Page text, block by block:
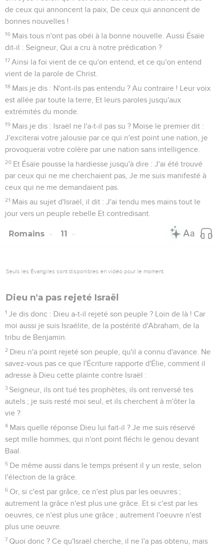
Car Dieu a renfermé tous les hommes dans la
désobéissance, pour faire miséricorde à tous.
La grandeur merveilleuse de Dieu
33 O profondeur de la richesse, de la sagesse et de la science
de Dieu ! Que ses jugements sont insondables, et ses voies
incompréhensibles ! Car
Qui a connu la pensée du Seigneur, Ou qui a été son
conseiller ?
35 Qui lui a donné le premier, pour qu'il ait à recevoir en
retour ?
36 C'est de lui, par lui, et pour lui que sont toutes choses. A
lui la gloire dans tous les siècles ! Amen !
Romains
Seuls les Évangiles sont disponibles en vidéo pour le moment.
à offrir vos corps comme un sacrifice vivant, saint, agréable à
2 Ne vous conformez pas au siècle présent, mais soyez
transformés par le renouvellement de l'intelligence, afin que
vous discerniez quelle est la volonté de Dieu, ce qui est bon,
agréable et parfait.
3 Par la grâce qui m'a été donnée, je dis à chacun de vous de
n'avoir pas de lui-même une trop haute opinion, mais de
revêtir des sentiments modestes, selon la mesure de foi que
Dieu a départie à chacun.
Car, comme nous avons plusieurs membres dans un seul
corps, et que tous les membres n'ont pas la même fonction,
5 ainsi, nous qui sommes plusieurs, nous formons un seul
corps en Christ, et nous sommes tous membres les uns des
autres.
6 Puisque nous avons des dons différents, selon la grâce qui
nous a été accordée, que celui qui a le don de prophétie
l'exerce selon l'analogie de la foi ;
que celui qui est appelé au ministère s'attache à son
ministère ; que celui qui enseigne s'attache à son
enseignement,
8 et celui qui exhorte à l'exhortation. Que celui qui donne le